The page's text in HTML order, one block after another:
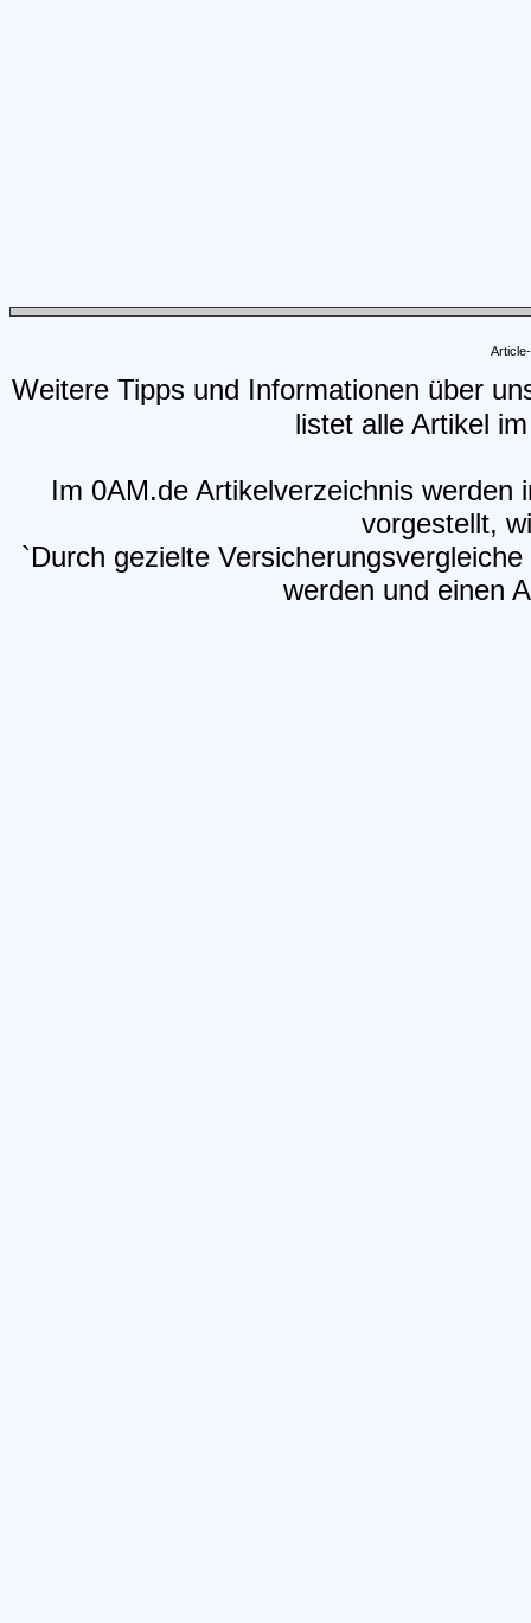
Weitere Tipps und Informationen über
listet alle Artikel
Im 0AM.de Artikelverzeichnis
vorgestellt,
`Durch gezielte
werden und einen